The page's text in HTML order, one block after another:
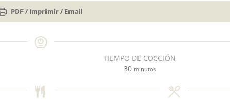
PDF / Imprimir / Email
TIEMPO DE COCCIÓN
30m
n
minutos